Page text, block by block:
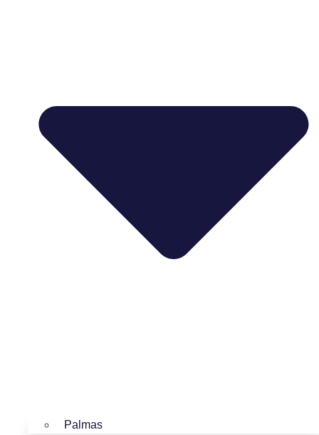
Palmas